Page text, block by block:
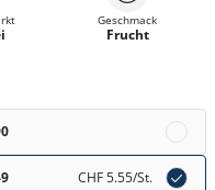
Geschmack
Frucht
CHF 5.55/St.